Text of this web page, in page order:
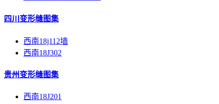
四川变形缝图集
西南18j112墙
西南18J302
贵州变形缝图集
西南18J201